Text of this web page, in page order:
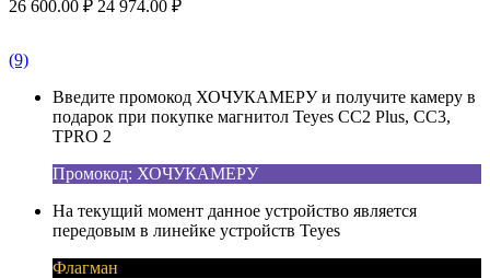
26 600.00 ₽ 24 974.00 ₽
(9)
Введите промокод ХОЧУКАМЕРУ и получите камеру в
подарок при покупке магнитол Teyes CC2 Plus, CC3,
TPRO 2
Промокод: ХОЧУКАМЕРУ
На текущий момент данное устройство является
передовым в линейке устройств Teyes
Флагман